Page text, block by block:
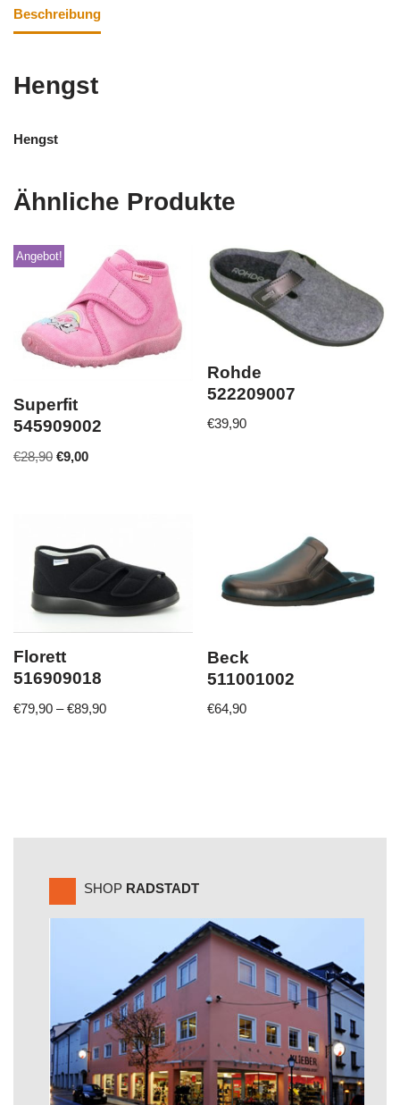
Beschreibung
Hengst
Hengst
Ähnliche Produkte
Angebot!
Superfit
545909002
€28,90 €9,00
Rohde
522209007
€39,90
Florett
516909018
€79,90 –€89,90
Beck
511001002
€64,90
SHOP RADSTADT